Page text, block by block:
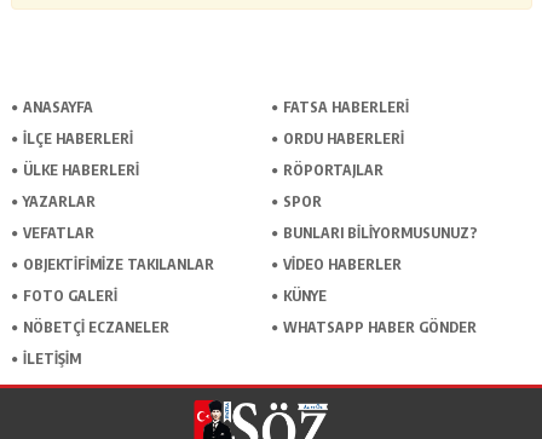
ANASAYFA
FATSA HABERLERI
İLÇE HABERLERI
ORDU HABERLERI
ÜLKE HABERLERI
RÖPORTAJLAR
YAZARLAR
SPOR
VEFATLAR
BUNLARI BILIYORMUSUNUZ?
OBJEKTIFIMIZE TAKILANLAR
VIDEO HABERLER
FOTO GALERI
KÜNYE
NÖBETÇI ECZANELER
WHATSAPP HABER GÖNDER
İLETIŞIM